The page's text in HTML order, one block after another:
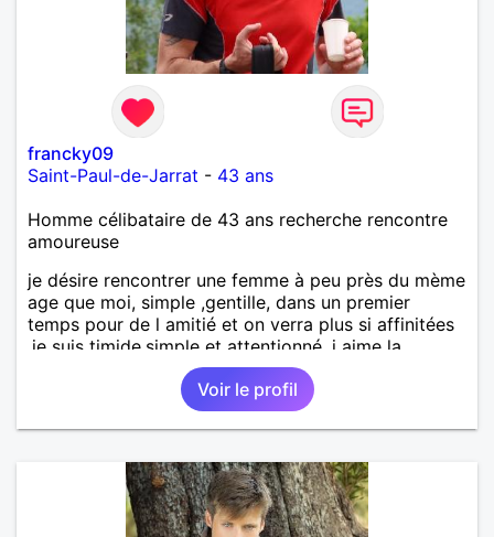
francky09
Saint-Paul-de-Jarrat - 43 ans
Homme célibataire de 43 ans recherche rencontre
amoureuse
je désire rencontrer une femme à peu près du mème
age que moi, simple ,gentille, dans un premier
temps pour de l amitié et on verra plus si affinitées
.je suis timide,simple et attentionné .j aime la
musique , les restos la randonnée et la course a
Voir le profil